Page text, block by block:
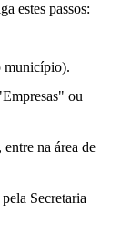
estes passos:
ou
na área de
Secretaria